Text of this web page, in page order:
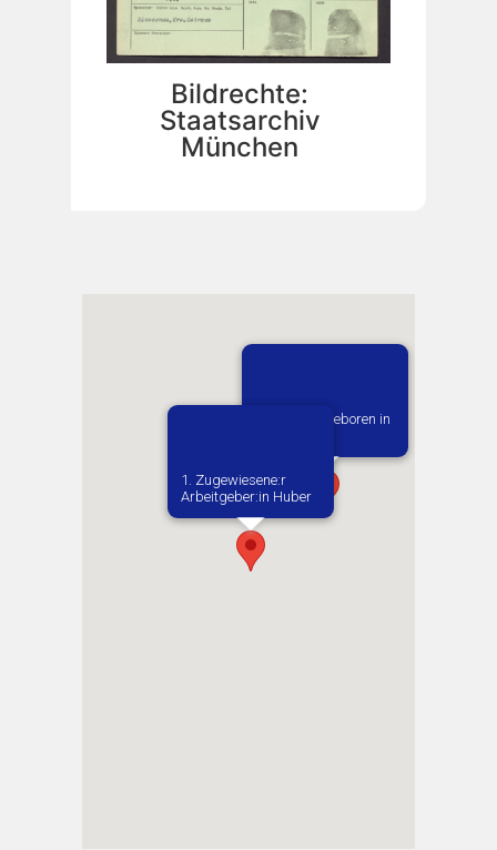
Bildrechte:
Staatsarchiv
München
Vermutlich geboren in
1. Zugewiesene:r
Arbeitgeber:in​ Huber